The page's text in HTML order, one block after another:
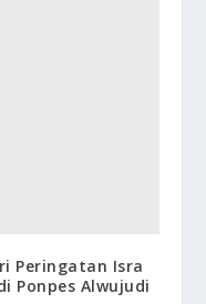
Peringatan Isra
Ponpes Alwujudi